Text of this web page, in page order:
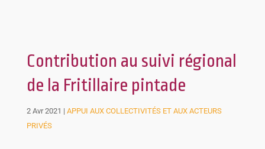
Contribution au suivi régional
de la Fritillaire pintade
2 Avr 2021 | APPUI AUX COLLECTIVITÉS ET AUX ACTEURS
PRIVÉS